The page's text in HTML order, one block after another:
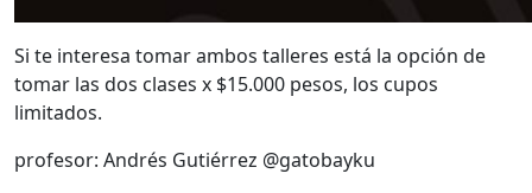
Si te interesa tomar ambos talleres está la opción de
tomar las dos clases x $15.000 pesos, los cupos
limitados.
profesor: Andrés Gutiérrez @gatobayku